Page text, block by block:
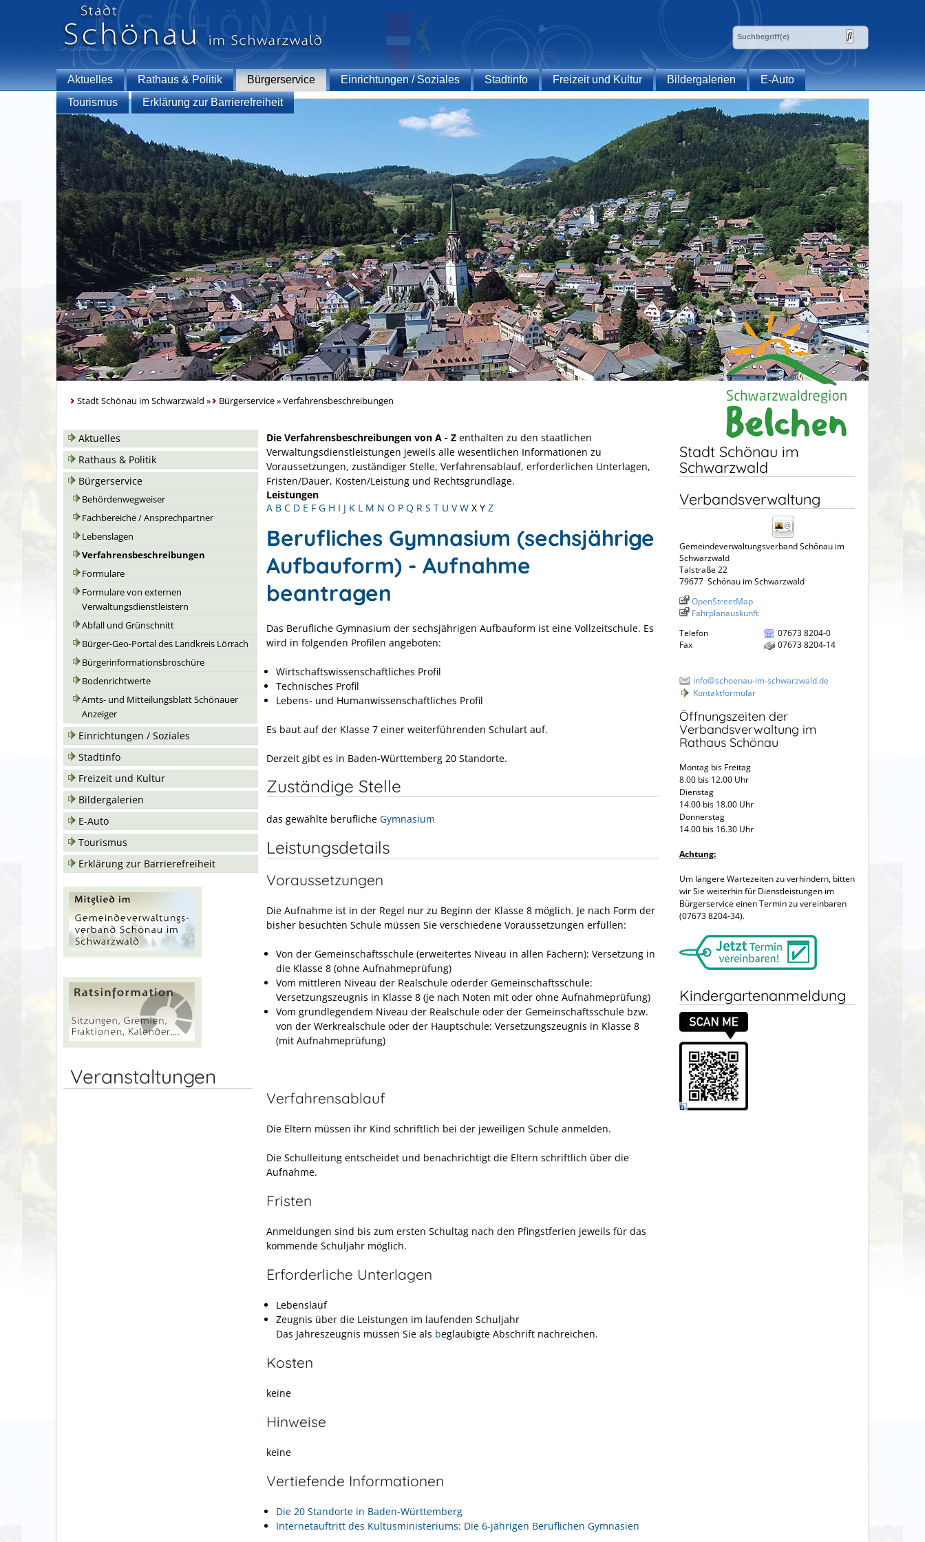
Aktuelles Rathaus & Politik Bürgerservice Einrichtungen / Soziales Stadtinfo Freizeit und Kultur Bildergalerien
E-Auto
Tourismus
Erklärung zur Barrierefreiheit
Stadt Schönau im Schwarzwald » Bürgerservice»Verfahrensbeschreibungen
Aktuelles
Rathaus & Politik
Bürgerservice
Behördenwegweiser
Fachbereiche / Ansprechpartner
Lebenslagen
Verfahrensbeschreibungen
Formulare
Formulare von externen
Verwaltungsdienstleistern
Abfall und Grünschnitt
Bürger-Geo-Portal des Landkreis Lörrach
Bürgerinformationsbroschüre
Bodenrichtwerte
Amts- und Mitteilungsblatt Schönauer
Anzeiger
Einrichtungen / Soziales
Stadtinfo
Freizeit und Kultur
Bildergalerien
E-Auto
Tourismus
Erklärung zur Barrierefreiheit
Veranstaltungen
Die Verfahrensbeschreibungen von A - Z enthalten zu den staatlichen
Verwaltungsdienstleistungen jeweils alle wesentlichen Informationen zu
Voraussetzungen, zuständiger Stelle, Verfahrensablauf, erforderlichen Unterlagen,
Fristen/Dauer, Kosten/Leistung und Rechtsgrundlage.
Leistungen
A B C D E F G H I J K L M N O P Q R S T U V W X Y Z
Berufliches Gymnasium (sechsjährige
Aufbauform) - Aufnahme
beantragen
Das Berufliche Gymnasium der sechsjährigen Aufbauform ist eine Vollzeitschule. Es
wird in folgenden Profilen angeboten:
Wirtschaftswissenschaftliches Profil
Technisches Profil
Lebens- und Humanwissenschaftliches Profil
Es baut auf der Klasse 7 einer weiterführenden Schulart auf.
Derzeit gibt es in Baden-Württemberg 20 Standorte.
Zuständige Stelle
das gewählte berufliche Gymnasium
Leistungsdetails
Voraussetzungen
Die Aufnahme ist in der Regel nur zu Beginn der Klasse 8 möglich. Je nach Form der
bisher besuchten Schule müssen Sie verschiedene Voraussetzungen erfüllen:
Von der Gemeinschaftsschule (erweitertes Niveau in allen Fächern): Versetzung in
die Klasse 8 (ohne Aufnahmeprüfung)
Vom mittleren Niveau der Realschule oderder Gemeinschaftsschule:
Versetzungszeugnis in Klasse 8 (je nach Noten mit oder ohne Aufnahmeprüfung)
Vom grundlegendem Niveau der Realschule oder der Gemeinschaftsschule bzw.
von der Werkrealschule oder der Hauptschule: Versetzungszeugnis in Klasse 8
(mit Aufnahmeprüfung)
Verfahrensablauf
Die Eltern müssen ihr Kind schriftlich bei der jeweiligen Schule anmelden.
Die Schulleitung entscheidet und benachrichtigt die Eltern schriftlich über die
Aufnahme.
Fristen
Anmeldungen sind bis zum ersten Schultag nach den Pfingstferien jeweils für das
kommende Schuljahr möglich.
Erforderliche Unterlagen
Lebenslauf
Zeugnis über die Leistungen im laufenden Schuljahr
Das Jahreszeugnis müssen Sie als beglaubigte Abschrift nachreichen.
Kosten
keine
Hinweise
keine
Vertiefende Informationen
Die 20 Standorte in Baden-Württemberg
Internetauftritt des Kultusministeriums: Die 6-jährigen Beruflichen Gymnasien
Stadt Schönau im
Schwarzwald
Verbandsverwaltung
Gemeindeverwaltungsverband Schönau im
Schwarzwald
Talstraße 22
79677 Schönau im Schwarzwald
OpenStreetMap
Fahrplanauskunft
Telefon
07673 8204-0
Fax
07673 8204-14
info@schoenau-im-schwarzwald.de
Kontaktformular
Öffnungszeiten der
Verbandsverwaltung im
Rathaus Schönau
Montag bis Freitag
8.00 bis 12.00 Uhr
Dienstag
14.00 bis 18.00 Uhr
Donnerstag
14.00 bis 16.30 Uhr
Achtung:
Um längere Wartezeiten zu verhindern, bitten
wir Sie weiterhin für Dienstleistungen im
Bürgerservice einen Termin zu vereinbaren
(07673 8204-34).
Kindergartenanmeldung